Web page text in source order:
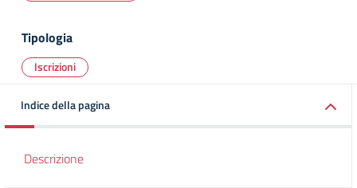
Tipologia
Iscrizioni
Indice della pagina
Descrizione